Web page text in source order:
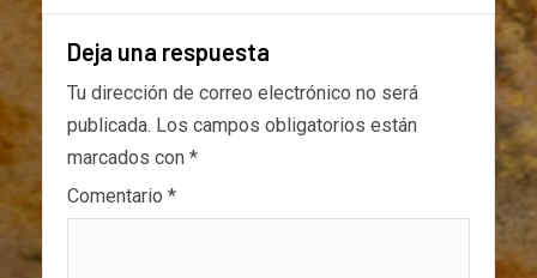
Deja una respuesta
Tu dirección de correo electrónico no será
publicada. Los campos obligatorios están
marcados con *
Comentario *